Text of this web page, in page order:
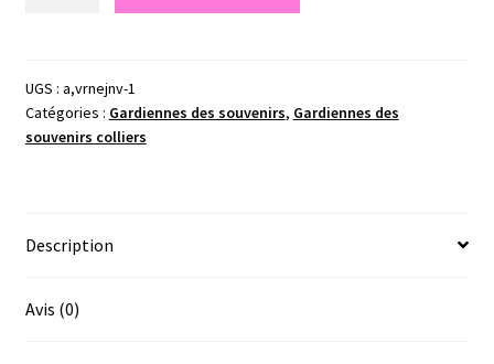
-
Gardiennes
des
UGS : a,vrnejnv-1
Catégories : Gardiennes des souvenirs, Gardiennes des
souvenirs colliers
Description
Avis (0)